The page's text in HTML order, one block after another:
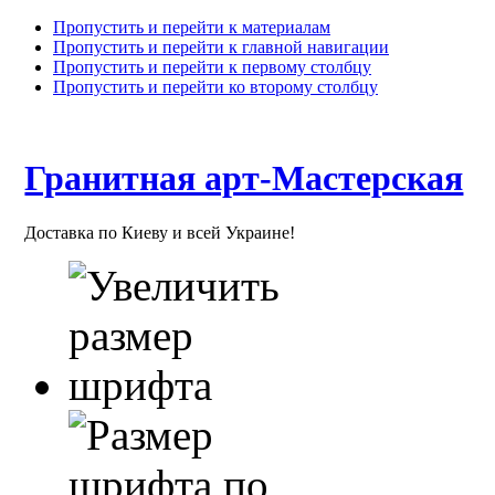
Пропустить и перейти к материалам
Пропустить и перейти к главной навигации
Пропустить и перейти к первому столбцу
Пропустить и перейти ко второму столбцу
Гранитная арт-Мастерская
Доставка по Киеву и всей Украине!